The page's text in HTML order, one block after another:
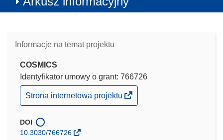
Informacje na temat projektu
COSMICS
Identyfikator umowy o grant: 766726
(odnośnik
otworzy
w
nowym
Strona internetowa projektu
DOI
10.3030/766726